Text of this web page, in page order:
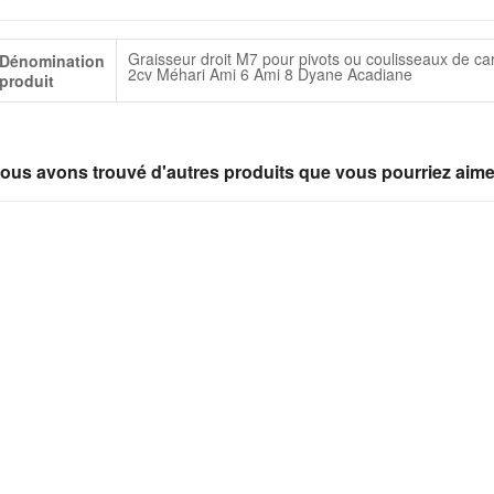
Dénomination
produit
Graisseur droit M7 pour pivots ou coulisseaux de
2cv Méhari Ami 6 Ami 8 Dyane Acadiane
avons trouvé d'autres produits que vous pourriez